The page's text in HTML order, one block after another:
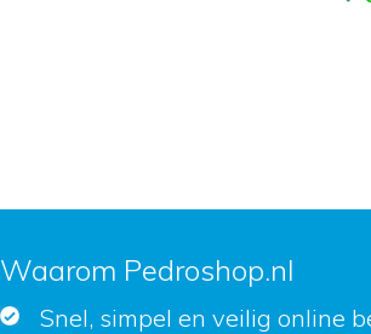
Waarom Pedroshop.nl
Snel, simpel en veilig online